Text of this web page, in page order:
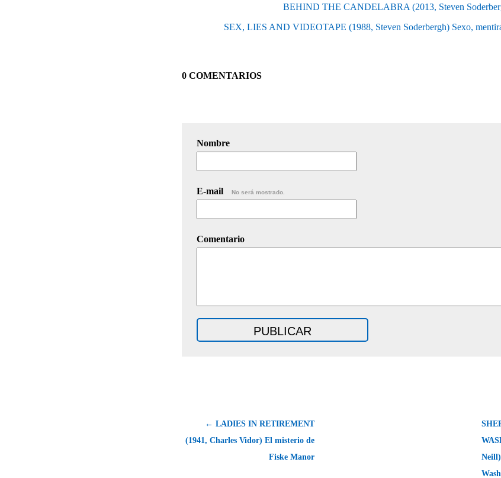
BEHIND THE CANDELABRA (2013, Steven
SEX, LIES AND VIDEOTAPE (1988, Steven Soderbergh) Sexo,
0 COMENTARIOS
Nombre
E-mail No será mostrado.
Comentario
← LADIES IN RETIREMENT
(1941, Charles Vidor) El misterio de
Fiske Manor